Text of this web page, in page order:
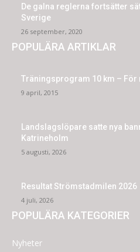
De galna reglerna fortsätter
Sverige
26 september, 2020
POPULÄRA ARTIKLAR
Träningsprogram 10 km – För
9 april, 2015
Landslagslöpare satte nya
Katrineholm
5 augusti, 2026
Resultat Strömstadmilen 2026
4 juli, 2026
POPULÄRA KATEGORIER
Nyheter